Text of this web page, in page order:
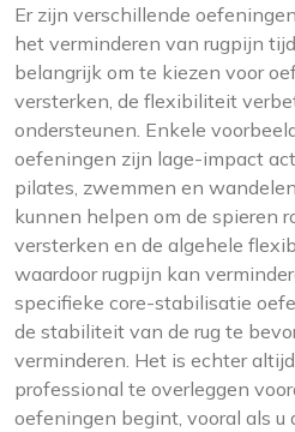
Er zijn verschillende
het verminderen van rugpijn
belangrijk om te kiezen voor
versterken, de flexibiliteit
ondersteunen. Enkele
oefeningen zijn lage-impact
pilates, zwemmen en
kunnen helpen om de spieren
versterken en de algehele
waardoor rugpijn kan
specifieke core-stabilisatie
de stabiliteit van de rug te
verminderen. Het is echter
professional te overleggen
oefeningen begint, vooral als u